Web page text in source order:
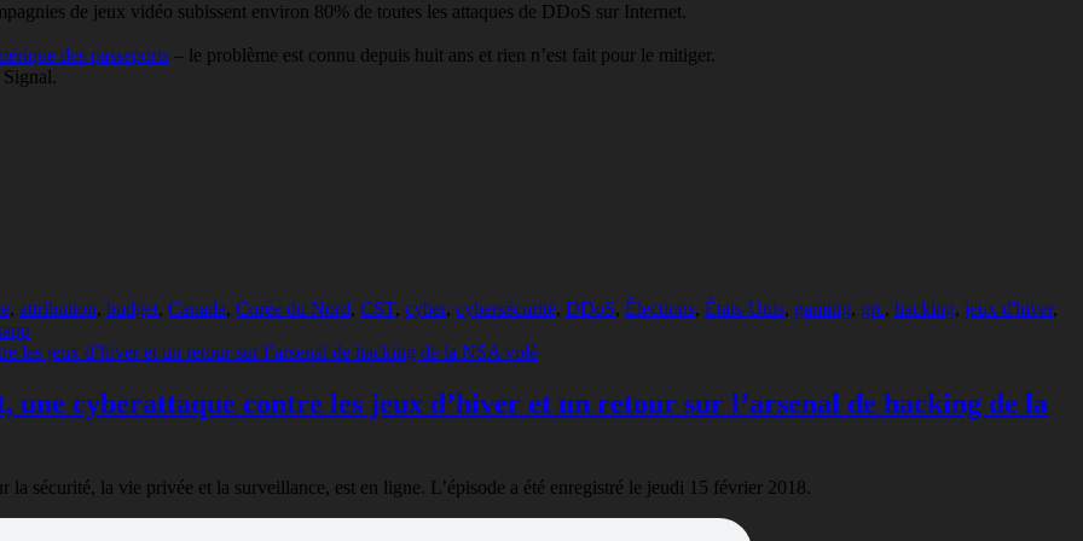
de jeux vidéo subissent environ 80% de toutes les attaques de DDoS sur Internet.
des passeports – le problème est connu depuis huit ans et rien n’est fait pour le mitiger.
Signal.
, attribution, budget, Canada, Corée du Nord, CST, cyber, cybersécurité, DDoS, Élections, États-Unis, gaming, grc, hacking, jeux d'hiver,
une cyberattaque contre les jeux d’hiver et un retour sur l’arsenal de hacking de la
sécurité, la vie privée et la surveillance, est en ligne. L’épisode a été enregistré le jeudi 15 février 2018.